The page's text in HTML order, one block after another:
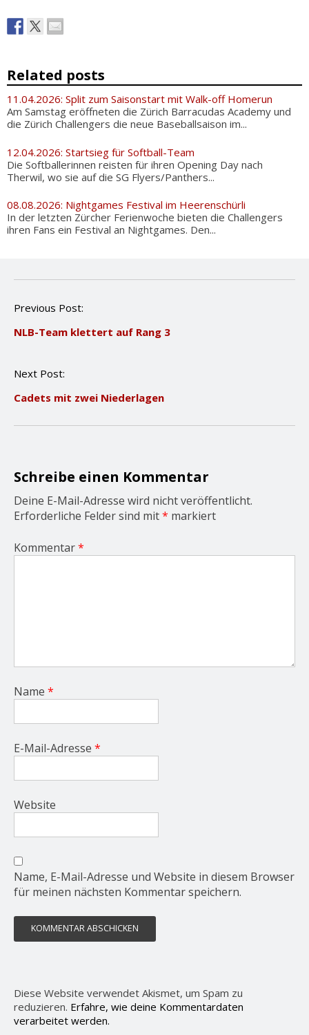
Related posts
11.04.2026: Split zum Saisonstart mit Walk-off Homerun
Am Samstag eröffneten die Zürich Barracudas Academy und
die Zürich Challengers die neue Baseballsaison im...
12.04.2026: Startsieg für Softball-Team
Die Softballerinnen reisten für ihren Opening Day nach
Therwil, wo sie auf die SG Flyers/Panthers...
08.08.2026: Nightgames Festival im Heerenschürli
In der letzten Zürcher Ferienwoche bieten die Challengers
ihren Fans ein Festival an Nightgames. Den...
P
s
a
i
o
n
Previous Post:
NLB-Team klettert auf Rang 3
Next Post:
Cadets mit zwei Niederlagen
Schreibe einen Kommentar
Deine E-Mail-Adresse wird nicht veröffentlicht.
Erforderliche Felder sind mit* markiert
Kommentar*
Name *
E-Mail-Adresse *
Website
Name, E-Mail-Adresse und Website in diesem Browser
für meinen nächsten Kommentar speichern.
Diese Website verwendet Akismet, um Spam zu
reduzieren. Erfahre, wie deine Kommentardaten
verarbeitet werden.